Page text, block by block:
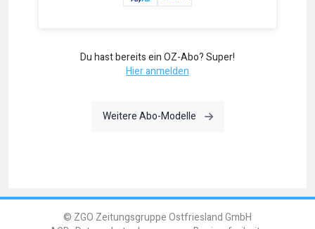
Du hast bereits ein OZ-Abo? Super!
Hier anmelden
Weitere Abo-Modelle
© ZGO Zeitungsgruppe Ostfriesland GmbH